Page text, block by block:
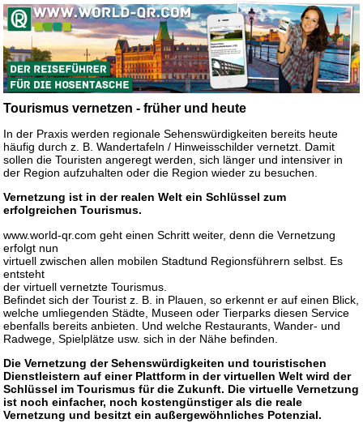
Tourismus vernetzen - früher und heute
In der Praxis werden regionale Sehenswürdigkeiten bereits heute
häufig durch z. B. Wandertafeln / Hinweisschilder vernetzt. Damit
sollen die Touristen angeregt werden, sich länger und intensiver in
der Region aufzuhalten oder die Region wieder zu besuchen.
Vernetzung ist in der realen Welt ein Schlüssel zum
erfolgreichen Tourismus.
www.world-qr.com geht einen Schritt weiter, denn die Vernetzung
erfolgt nun
virtuell zwischen allen mobilen Stadtund Regionsführern selbst. Es
entsteht
der virtuell vernetzte Tourismus.
Befindet sich der Tourist z. B. in Plauen, so erkennt er auf einen Blick,
welche umliegenden Städte, Museen oder Tierparks diesen Service
ebenfalls bereits anbieten. Und welche Restaurants, Wander- und
Radwege, Spielplätze usw. sich in der Nähe befinden.
Die Vernetzung der Sehenswürdigkeiten und touristischen
Dienstleistern auf einer Plattform in der virtuellen Welt wird der
Schlüssel im Tourismus für die Zukunft. Die virtuelle Vernetzung
ist noch einfacher, noch kostengünstiger als die reale
Vernetzung und besitzt ein außergewöhnliches Potenzial.